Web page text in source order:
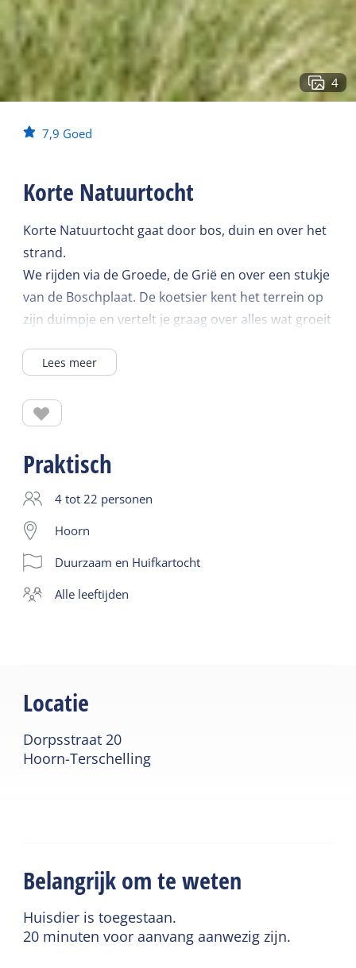
4
7,9 Goed
Korte Natuurtocht
Korte Natuurtocht gaat door bos, duin en over het
strand.
We rijden via de Groede, de Grië en over een stukje
van de Boschplaat. De koetsier kent het terrein op
zijn duimpje en vertelt je graag over alles wat groeit
geschikt voor mensen met kleine kinderen.
Lees meer
Praktisch
4 tot 22 personen
Hoorn
Duurzaam en Huifkartocht
alle leeftijden
Locatie
Dorpsstraat 20
Hoorn-Terschelling
Belangrijk om te weten
Huisdier is toegestaan.
20 minuten voor aanvang aanwezig zijn.